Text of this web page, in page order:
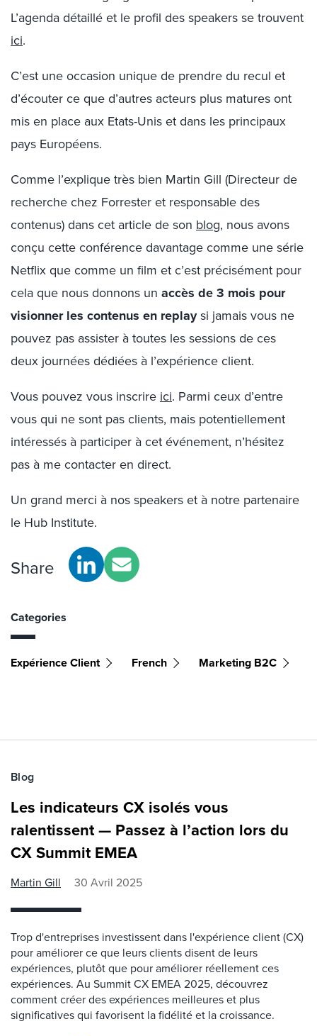
L’agenda détaillé et le profil des speakers se trouvent
ici.
C’est une occasion unique de prendre du recul et
d’écouter ce que d’autres acteurs plus matures ont
mis en place aux Etats-Unis et dans les principaux
pays Européens.
Comme l’explique très bien Martin Gill (Directeur de
recherche chez Forrester et responsable des
contenus) dans cet article de son blog, nous avons
conçu cette conférence davantage comme une série
Netflix que comme un film et c’est précisément pour
cela que nous donnons un accès de 3 mois pour
visionner les contenus en replaysi jamais vous ne
pouvez pas assister à toutes les sessions de ces
deux journées dédiées à l’expérience client.
Vous pouvez vous inscrire ici. Parmi ceux d’entre
vous qui ne sont pas clients, mais potentiellement
intéressés à participer à cet événement, n’hésitez
pas à me contacter en direct.
Un grand merci à nos speakers et à notre partenaire
le Hub Institute.
Share
Categories
Expérience Client French Marketing B2C
Blog
Les indicateurs CX isolés vous
ralentissent — Passez à l’action lors du
CX Summit EMEA
Martin Gill 30 Avril 2025
Trop d'entreprises investissent dans l'expérience client (CX)
pour améliorer ce que leurs clients disent de leurs
expériences, plutôt que pour améliorer réellement ces
expériences. Au Summit CX EMEA 2025, découvrez
comment créer des expériences meilleures et plus
significatives qui favorisent la fidélité et la croissance.